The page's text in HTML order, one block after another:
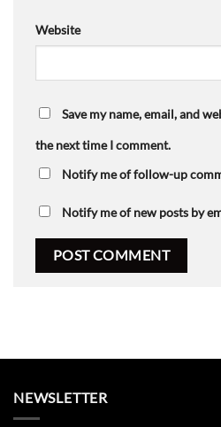
Website
Save my name, email, and
the next time I comment.
Notify me of follow-up
Notify me of new posts by
NEWSLETTER